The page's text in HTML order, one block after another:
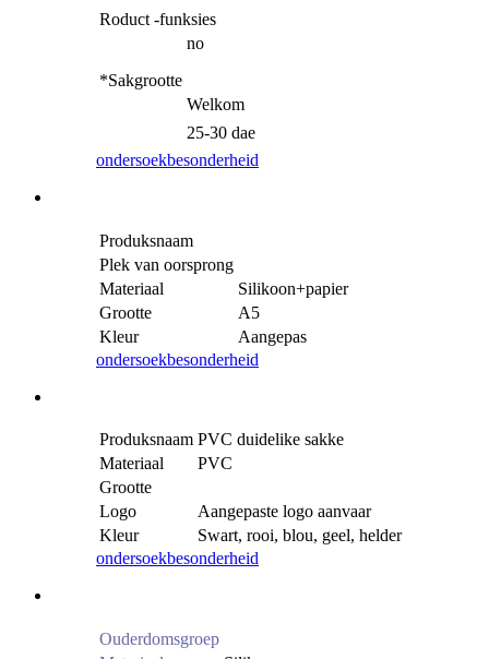
Roduct -funksies
no
*Sakgrootte
Welkom
25-30 dae
ondersoekbesonderheid
Produksnaam
Plek van oorsprong
Materiaal
Silikoon+papier
Grootte
A5
Kleur
Aangepas
ondersoekbesonderheid
Produksnaam PVC duidelike sakke
Materiaal
PVC
Grootte
Logo
Aangepaste logo aanvaar
Kleur
Swart, rooi, blou, geel, helder
ondersoekbesonderheid
Ouderdomsgroep